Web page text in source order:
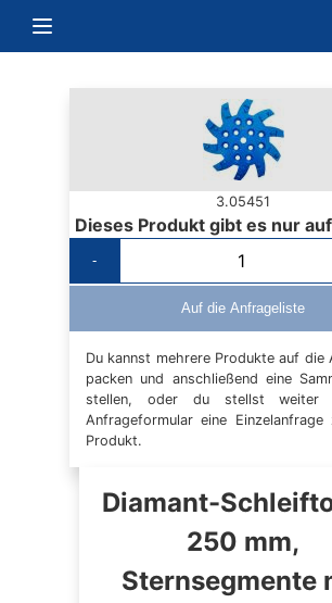
Navigation umschalten
3.05451
Dieses Produkt gibt es nur
-
Auf die Anfrageliste
Du kannst mehrere Produkte auf die
packen und anschließend eine
stellen, oder du stellst weiter
Anfrageformular eine Einzelanfrage
Produkt.
Diamant-
250 mm,
Sternsegmente